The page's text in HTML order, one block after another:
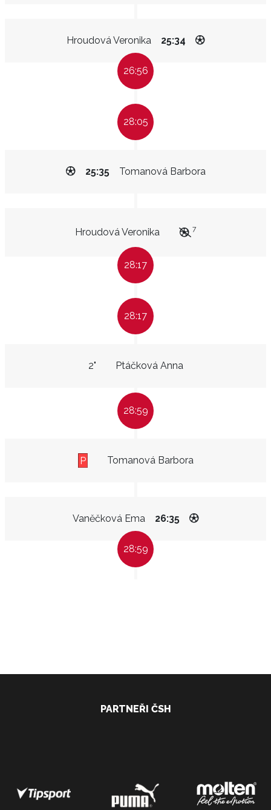
Hroudová Veronika 25:34
26:56
28:05
Tomanová Barbora
25:35
Hroudová Veronika 7
28:17
28:17
Ptáčková Anna
2"
28:59
Tomanová Barbora
P
Vaněčková Ema 26:35
28:59
PARTNEŘI ČSH